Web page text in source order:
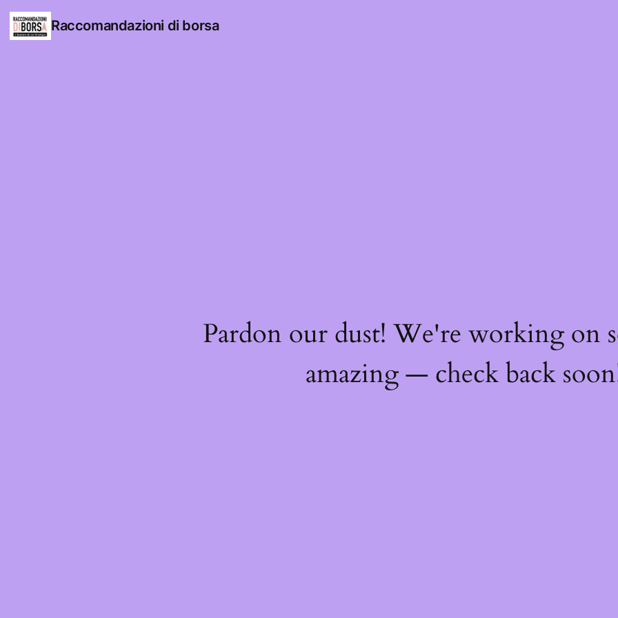
Raccomandazioni di borsa
Pardon our dust! We're working on
amazing — check back